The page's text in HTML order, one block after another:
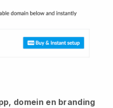
domein en branding